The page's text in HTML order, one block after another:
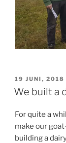
PUBLICERAT
19 JUNI, 2018
We built a
For quite a
make our
building a